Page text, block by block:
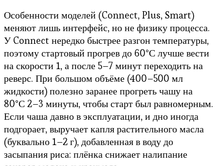
Особенности моделей (Connect, Plus, Smart)
меняют лишь интерфейс, но не физику процесса.
У Connect нередко быстрее разгон температуры,
поэтому стартовый прогрев до 60°С лучше вести
на скорости 1, а после 5–7 минут переходить на
реверс. При большом объёме (400–500 мл
жидкости) полезно заранее прогреть чашу на
80°С 2–3 минуты, чтобы старт был равномерным.
Если чаша давно в эксплуатации, и дно иногда
подгорает, выручает капля растительного масла
(буквально 1–2 г), добавленная в воду до
засыпания риса: плёнка снижает налипание